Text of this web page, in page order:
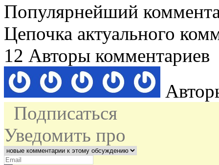
Популярнейший
Цепочка актуального
12 Авторы комментариев
Подписаться
Уведомить про